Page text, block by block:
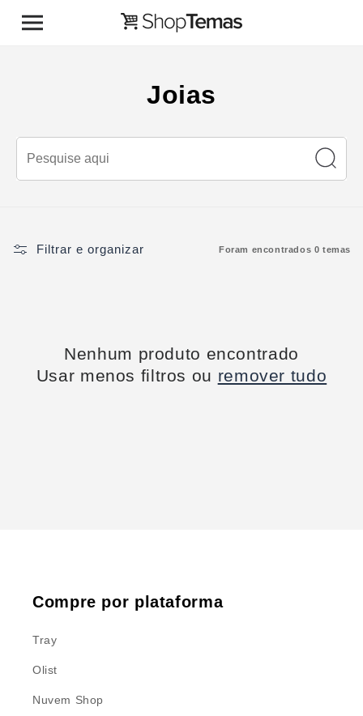
Pular para o conteúdo
C
Joias
Filtrar e organizar Foram encontrados 0 temas
Nenhum produto encontrado
Usar menos filtros ou remover tudo
Compre por plataforma
Tray
Olist
Nuvem Shop